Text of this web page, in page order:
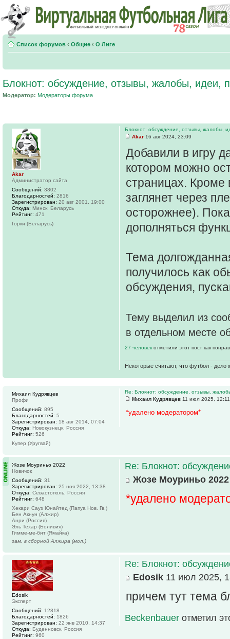
Список форумов ‹ Общие ‹ О Лиге
Блокнот: обсуждение, отзывы, жалобы, идеи,
Модератор: Модераторы форума
Блокнот: обсуждение, отзывы, жалобы,
Akar 16 авг 2024, 23:09
Добавили в игру
котором можно
страницах. Кроме
заглянет через
осторожнее).
дополняться
Тема
получилось как
обсуждения,
Тему выделил из
в отдельном месте
27 человек отметили этот пост как
Некоторые считают, что футбол -
Akar
Администратор сайта
Сообщений: 3802
Благодарностей: 2816
Зарегистрирован: 20 авг 2001, 19:00
Откуда: Минск, Беларусь
Рейтинг: 471
Горки (Беларусь)
Re: Блокнот: обсуждение, отзывы,
Михаил Кудрявцев 11 июл 2025, 12:11
*удалено модератором*
Михаил Кудрявцев
Профи
Сообщений: 895
Благодарностей: 5
Зарегистрирован: 18 авг 2014, 07:04
Откуда: Новокузнецк, Россия
Рейтинг: 526
Купер (Уругвай)
Re: Блокнот:
Жозе Моуриньо 2022
*удалено
Жозе Моуриньо 2022
Новичок
Сообщений: 31
Зарегистрирован: 25 ноя 2022, 13:38
Откуда: Севастополь, Россия
Рейтинг: 648
Хекари Сауз Юнайтед (Папуа Нов. Гв.)
Бен Акнун (Алжир)
Анри (Россия)
Эль Техар (Боливия)
Гимме-ме-бит (Ямайка)
зам. в сборной Алжира (мол.)
Re: Блокнот:
Edosik 11 июл 2025,
причем тут тема
Beckenbauer отметил
Edosik
Эксперт
Сообщений: 12818
Благодарностей: 1826
Зарегистрирован: 22 янв 2010, 14:37
Откуда: Буденновск, Россия
Рейтинг: 960